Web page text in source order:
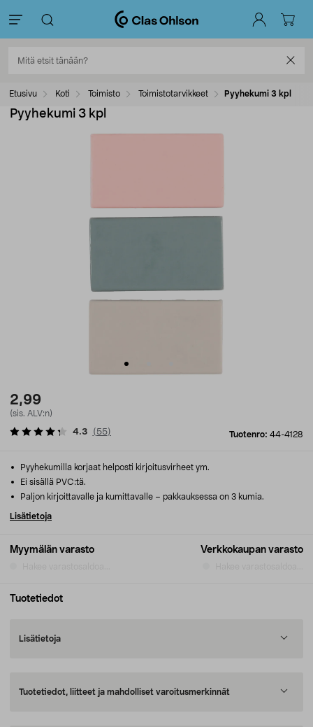
Etusivu Koti Toimisto Toimistotarvikkeet Pyyhekumi 3 kpl
Pyyhekumi 3 kpl
2,99
(sis. ALV:n)
Tuotenro: 44-4128
4.3 ( 55)
Myymälän varasto Verkkokaupan varasto
Pyyhekumilla korjaat helposti kirjoitusvirheet ym.
Ei sisällä PVC:tä.
Paljon kirjoittavalle ja kumittavalle – pakkauksessa on 3 kumia.
Lisätietoja
Tuotetiedot
Lisätietoja
Tuotetiedot, liitteet ja mahdolliset varoitusmerkinnät